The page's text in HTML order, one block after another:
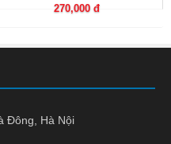
270,000 đ
Đông, Hà Nội